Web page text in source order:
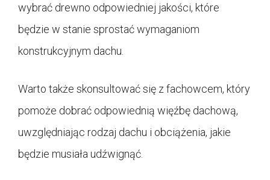
wybrać drewno odpowiedniej jakości, które
będzie w stanie sprostać wymaganiom
konstrukcyjnym dachu.
Warto także skonsultować się z fachowcem, który
pomoże dobrać odpowiednią więźbę dachową,
uwzględniając rodzaj dachu i obciążenia, jakie
będzie musiała udźwignąć.